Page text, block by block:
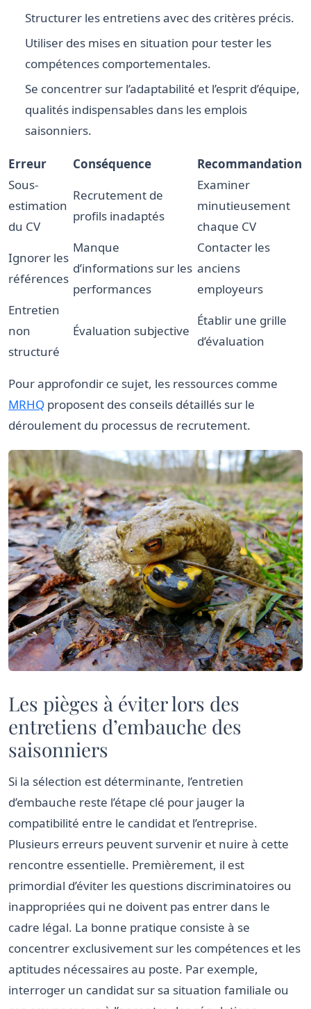
Structurer les entretiens avec des critères précis.
Utiliser des mises en situation pour tester les
compétences comportementales.
Se concentrer sur l’adaptabilité et l’esprit d’équipe,
qualités indispensables dans les emplois
saisonniers.
Erreur Conséquence
Recommandation
Sous-
estimation
du CV
Recrutement de
profils inadaptés
Examiner
minutieusement
chaque CV
Ignorer les
références
Manque
d’informations sur les
performances
Contacter les
anciens
employeurs
Entretien
non
structuré
Évaluation subjective
Établir une grille
d’évaluation
Pour approfondir ce sujet, les ressources comme
MRHQ proposent des conseils détaillés sur le
déroulement du processus de recrutement.
Les pièges à éviter lors des
entretiens d’embauche des
saisonniers
Si la sélection est déterminante, l’entretien
d’embauche reste l’étape clé pour jauger la
compatibilité entre le candidat et l’entreprise.
Plusieurs erreurs peuvent survenir et nuire à cette
rencontre essentielle. Premièrement, il est
primordial d’éviter les questions discriminatoires ou
inappropriées qui ne doivent pas entrer dans le
cadre légal. La bonne pratique consiste à se
concentrer exclusivement sur les compétences et les
aptitudes nécessaires au poste. Par exemple,
interroger un candidat sur sa situation familiale ou